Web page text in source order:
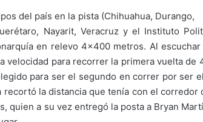
del país en la pista (Chihuahua, Durango,
Nayarit, Veracruz y el Instituto
en relevo 4×400 metros. Al
velocidad para recorrer la primera vuelta
para ser el segundo en correr por ser
recortó la distancia que tenía con el
quien a su vez entregó la posta a Bryan